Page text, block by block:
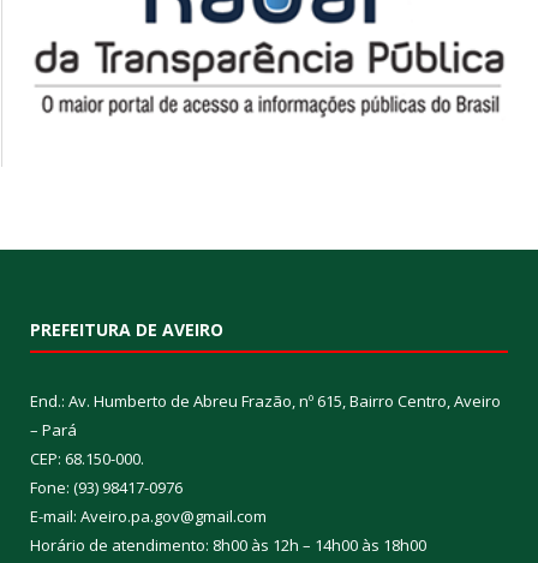
PREFEITURA DE AVEIRO
End.: Av. Humberto de Abreu Frazão, nº 615, Bairro Centro, Aveiro
– Pará
CEP: 68.150-000.
Fone: (93) 98417-0976
E-mail: Aveiro.pa.gov@gmail.com
Horário de atendimento: 8h00 às 12h – 14h00 às 18h00